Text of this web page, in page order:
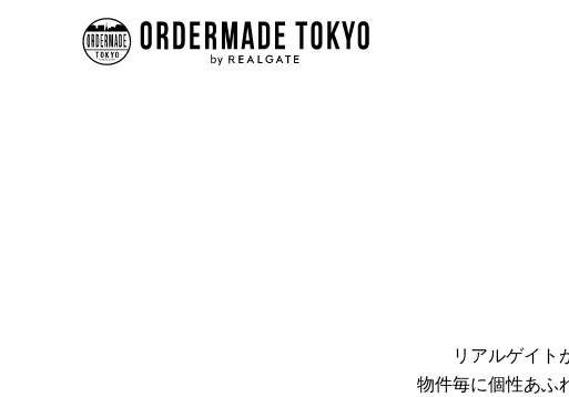
リアルゲイト
物件毎に個性あふ